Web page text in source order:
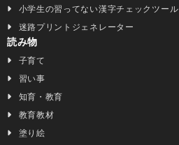
小学生の習ってない漢字チェックツール
迷路プリントジェネレーター
読み物
子育て
習い事
知育・教育
教育教材
塗り絵